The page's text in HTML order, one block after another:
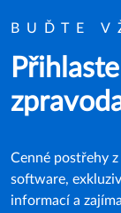
BUĎTE
Cenné postřehy
software,
informací a